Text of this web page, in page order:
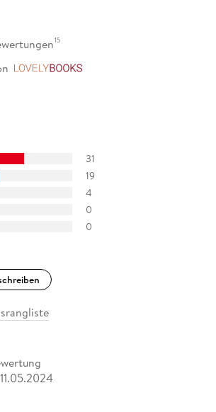
mit dem Goldenen Homer als auch
für den besten
Roman ausgezeichnet.
15
31
19
4
0
0
11.05.2024